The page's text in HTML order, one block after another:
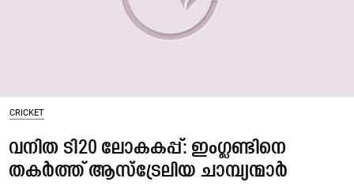
CRICKET
വനിത ടി20 ലോകകപ്പ്: ഇംഗ്ലണ്ടിനെ
തകർത്ത് ആസ്‌ട്രേലിയ ചാമ്പ്യന്മാർ